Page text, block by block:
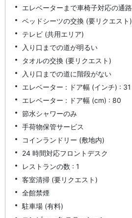
エレベーターまで車椅子対応の通路
ベッドシーツの交換 (要リクエスト)
テレビ (共用エリア)
入り口までの道が明るい
タオルの交換 (要リクエスト)
入り口までの道に階段がない
エレベーター : ドア幅 (インチ) : 31
エレベーター : ドア幅 (cm) : 80
節水シャワーのみ
手荷物保管サービス
コインランドリー (敷地内)
24 時間対応フロントデスク
レストランの数 : 1
客室清掃 (要リクエスト)
全館禁煙
駐車場 (有料)